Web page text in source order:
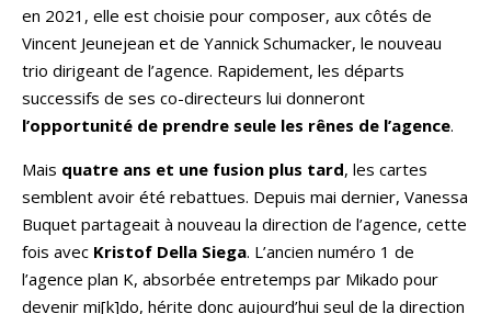
en 2021, elle est choisie pour composer, aux côtés de
Vincent Jeunejean et de Yannick Schumacker, le nouveau
trio dirigeant de l’agence. Rapidement, les départs
successifs de ses co-directeurs lui donneront
l’opportunité de prendre seule les rênes de l’agence.
Mais quatre ans et une fusion plus tard, les cartes
semblent avoir été rebattues. Depuis mai dernier, Vanessa
Buquet partageait à nouveau la direction de l’agence, cette
fois avec Kristof Della Siega. L’ancien numéro 1 de
l’agence plan K, absorbée entretemps par Mikado pour
devenir mi[k]do, hérite donc aujourd’hui seul de la direction